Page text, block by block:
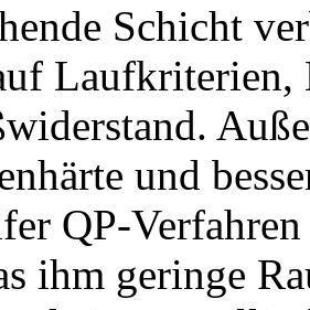
Schicht
Laufkriterien,
und
QP-
ihm geringe